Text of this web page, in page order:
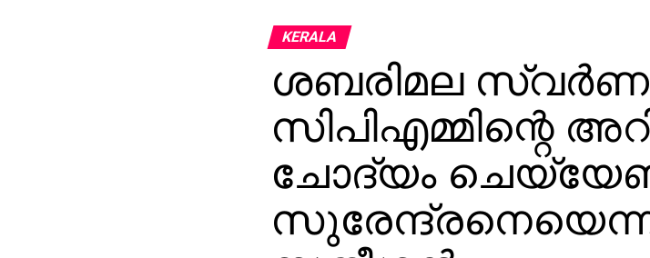
KERALA
ശബരിമല
സിപിഎമ്മിന്റെ
ചോദ്യം
സുരേന്ദ്രനെയെന്ന്